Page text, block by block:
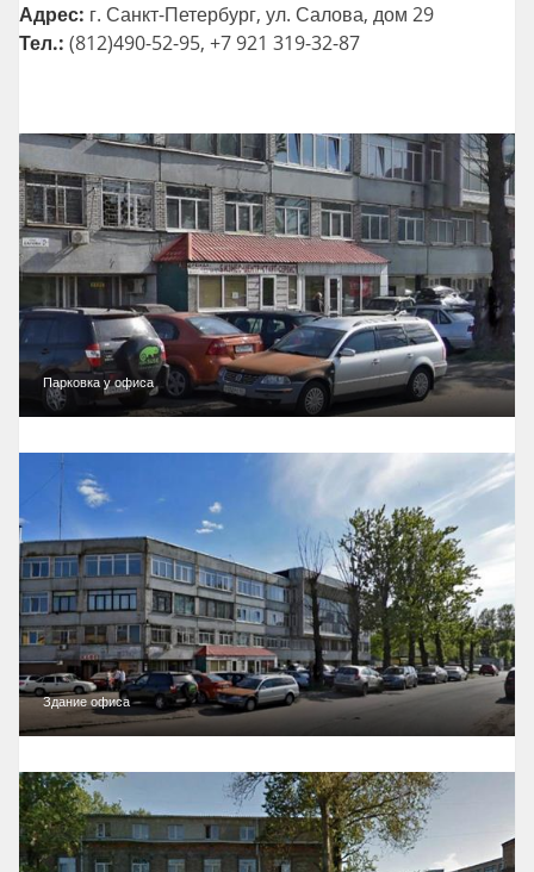
Адрес: г. Санкт-Петербург, ул. Салова, дом 29
Тел.: (812)490-52-95, +7 921 319-32-87
Парковка у офиса
Здание офиса